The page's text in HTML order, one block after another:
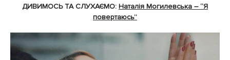
ДИВИМОСЬ ТА СЛУХАЄМО: Наталія Могилевська – “Я
повертаюсь”